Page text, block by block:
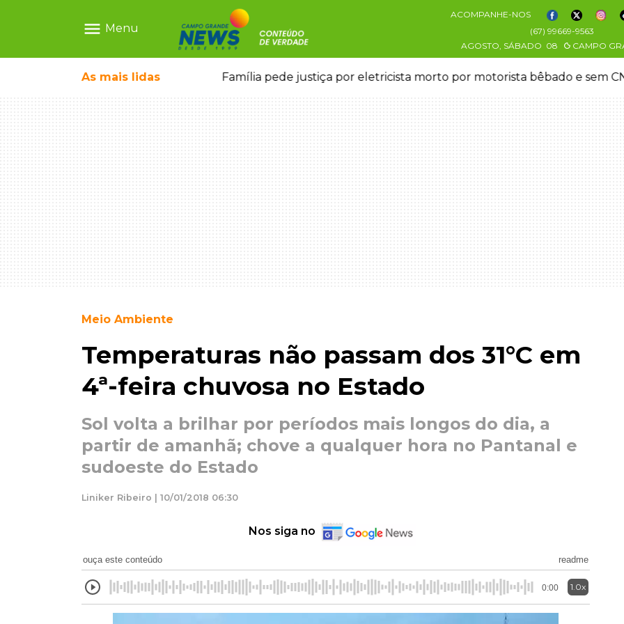
menu Menu
ACOMPANHE-NOS
(67) 99669-9563
AGOSTO, SÁBADO 08 CAMPO
As mais lidas
ligada a laboratório ilegal Família pede justiça por eletricista morto por motorista bêbado e sem
Meio Ambiente
Temperaturas não passam dos 31°C em
4ª-feira chuvosa no Estado
Sol volta a brilhar por períodos mais longos do dia, a
partir de amanhã; chove a qualquer hora no Pantanal e
sudoeste do Estado
Liniker Ribeiro | 10/01/2018 06:30
Nos siga no
ouça este conteúdo readme
0:00 1.0x